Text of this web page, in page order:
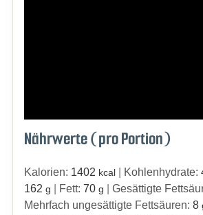
Nährwerte (pro Portion)
Kalorien: 1402 kcal| Kohlenhydrate:
162 g Fett: 70 g Gesättigte
Mehrfach ungesättigte Fettsäuren: 8